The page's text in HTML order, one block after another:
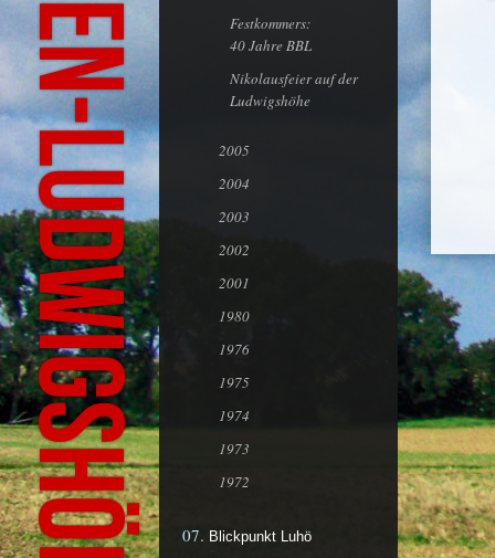
Festkommers:
40 Jahre BBL
Nikolausfeier auf der
Ludwigshöhe
2005
2004
2003
2002
2001
1980
1976
1975
1974
1973
1972
Blickpunkt Luhö